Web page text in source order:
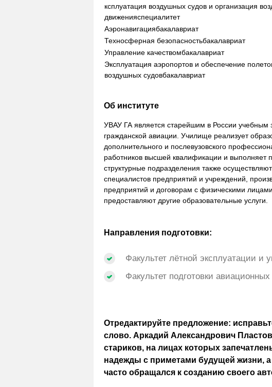
ксплуатация воздушных судов и организация
движенияспециалитет
Аэронавигациябакалавриат
Техносферная безопасностьбакалавриат
Управление качествомбакалавриат
Эксплуатация аэропортов и обеспечение
воздушных судовбакалавриат
Об институте
УВАУ ГА является старейшим в России учебным
гражданской авиации. Училище реализует
дополнительного и послевузовского
работников высшей квалификации и
структурные подразделения также
специалистов предприятий и учреждений,
предприятий и договорам с физическими
предоставляют другие образовательные услуги.
Направления подготовки:
Факультет лётной эксплуатации
Факультет подготовки
Отредактируйте предложение:
слово. Аркадий Александрович
стариков, на лицах которых
надежды с приметами будущей жизни,
часто обращался к созданию своего